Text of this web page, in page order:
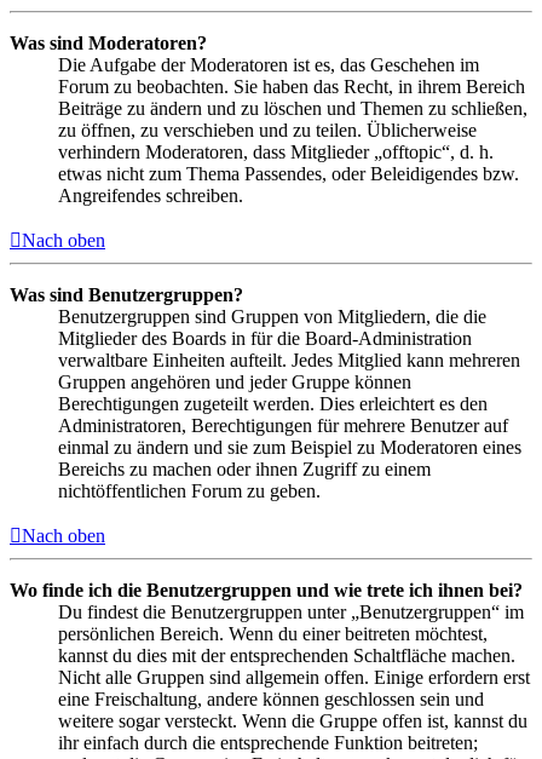
Was sind Moderatoren?
Die Aufgabe der Moderatoren ist es, das Geschehen im
Forum zu beobachten. Sie haben das Recht, in ihrem Bereich
Beiträge zu ändern und zu löschen und Themen zu schließen,
zu öffnen, zu verschieben und zu teilen. Üblicherweise
verhindern Moderatoren, dass Mitglieder „offtopic“, d. h.
etwas nicht zum Thema Passendes, oder Beleidigendes bzw.
Angreifendes schreiben.
Nach oben
Was sind Benutzergruppen?
Benutzergruppen sind Gruppen von Mitgliedern, die die
Mitglieder des Boards in für die Board-Administration
verwaltbare Einheiten aufteilt. Jedes Mitglied kann mehreren
Gruppen angehören und jeder Gruppe können
Berechtigungen zugeteilt werden. Dies erleichtert es den
Administratoren, Berechtigungen für mehrere Benutzer auf
einmal zu ändern und sie zum Beispiel zu Moderatoren eines
Bereichs zu machen oder ihnen Zugriff zu einem
nichtöffentlichen Forum zu geben.
Nach oben
Wo finde ich die Benutzergruppen und wie trete ich ihnen bei?
Du findest die Benutzergruppen unter „Benutzergruppen“ im
persönlichen Bereich. Wenn du einer beitreten möchtest,
kannst du dies mit der entsprechenden Schaltfläche machen.
Nicht alle Gruppen sind allgemein offen. Einige erfordern erst
eine Freischaltung, andere können geschlossen sein und
weitere sogar versteckt. Wenn die Gruppe offen ist, kannst du
ihr einfach durch die entsprechende Funktion beitreten;